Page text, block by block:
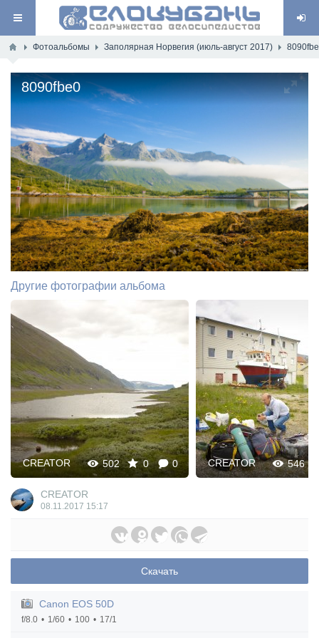
Фотоальбомы Заполярная Норвегия (июль-август 2017)
8090fbe0
Другие фотографии альбома
502 0 0
CREATOR 546
CREATOR
CREATOR
08.11.2017 15:17
Скачать
Canon EOS 50D
f/8.0 1/60 100 17/1